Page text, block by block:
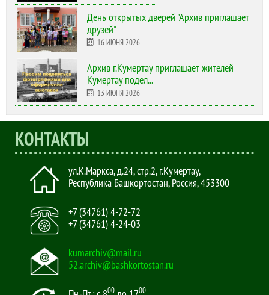
День открытых дверей "Архив приглашает
друзей"
16 ИЮНЯ 2026
Архив г.Кумертау приглашает жителей
Кумертау подел...
13 ИЮНЯ 2026
КОНТАКТЫ
ул.К.Маркса, д.24, стр.2,г.Кумертау,
Республика Башкортостан, Россия,453300
+7 (34761) 4-72-72
+7 (34761) 4-24-03
kumarchiv@mail.ru
52.archiv@bashkortostan.ru
00 00